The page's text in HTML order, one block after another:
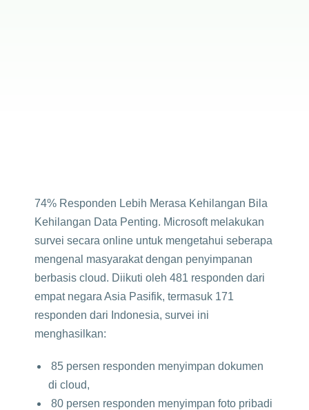
74% Responden Lebih Merasa Kehilangan Bila
Kehilangan Data Penting. Microsoft melakukan
survei secara online untuk mengetahui seberapa
mengenal masyarakat dengan penyimpanan
berbasis cloud. Diikuti oleh 481 responden dari
empat negara Asia Pasifik, termasuk 171
responden dari Indonesia, survei ini
menghasilkan:
85 persen responden menyimpan dokumen
di cloud,
80 persen responden menyimpan foto pribadi